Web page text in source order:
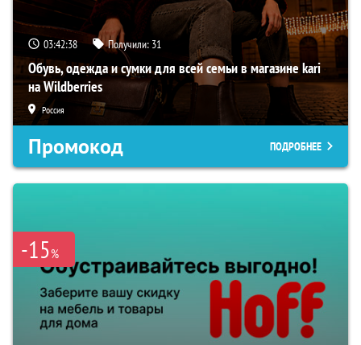
03:42:37 Получили: 31
Обувь, одежда и сумки для всей семьи в магазине kari
на Wildberries
Россия
Промокод ПОДРОБНЕЕ
-15%